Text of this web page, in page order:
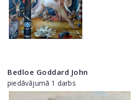
Bedloe Goddard John
piedāvājumā 1 darbs